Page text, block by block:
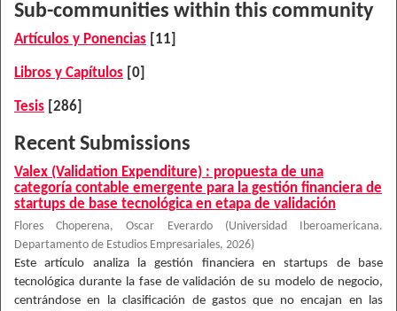
Sub-communities within this community
Artículos y Ponencias [11]
Libros y Capítulos [0]
Tesis [286]
Recent Submissions
Valex (Validation Expenditure) : propuesta de una
categoría contable emergente para la gestión financiera de
startups de base tecnológica en etapa de validación
Flores Choperena, Oscar Everardo (Universidad Iberoamericana.
Departamento de Estudios Empresariales, 2026)
Este artículo analiza la gestión financiera en startups de base
tecnológica durante la fase de validación de su modelo de negocio,
centrándose en la clasificación de gastos que no encajan en las